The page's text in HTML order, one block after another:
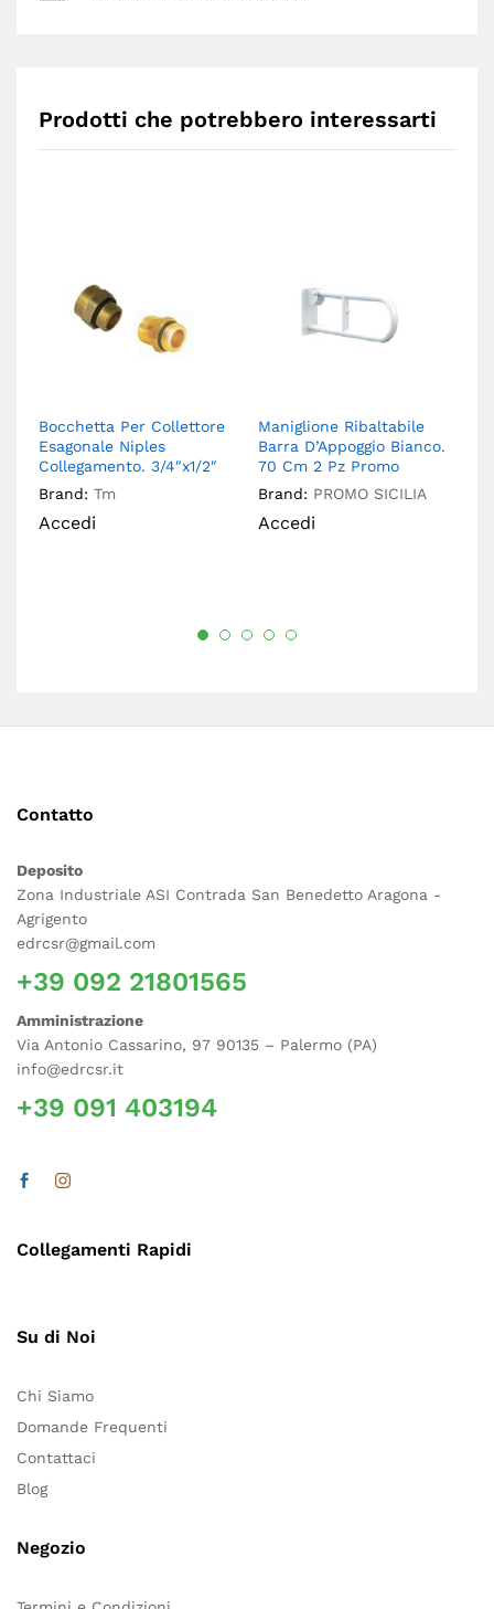
Prodotti che potrebbero interessarti
Bocchetta Per Collettore
Esagonale Niples
Collegamento. 3/4″x1/2″
Brand: Tm
Accedi
Maniglione Ribaltabile
Barra D’Appoggio Bianco.
70 Cm 2 Pz Promo
Brand: PROMO SICILIA
Accedi
Contatto
Deposito
Zona Industriale ASI Contrada San Benedetto Aragona -
Agrigento
edrcsr@gmail.com
+39 092 21801565
Amministrazione
Via Antonio Cassarino, 97 90135 – Palermo (PA)
info@edrcsr.it
+39 091 403194
Collegamenti Rapidi
Su di Noi
Chi Siamo
Domande Frequenti
Contattaci
Blog
Negozio